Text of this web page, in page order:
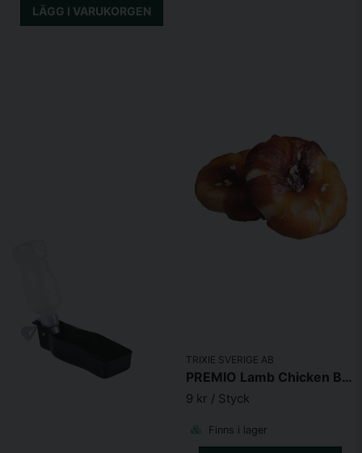
LÄGG I VARUKORGEN
TRIXIE SVERIGE AB
PREMIO Lamb Chicken Bagel 17g
9 kr / Styck
Finns i lager